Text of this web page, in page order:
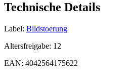
Technische Details
Label: Bildstoerung
Altersfreigabe: 12
EAN: 4042564175622